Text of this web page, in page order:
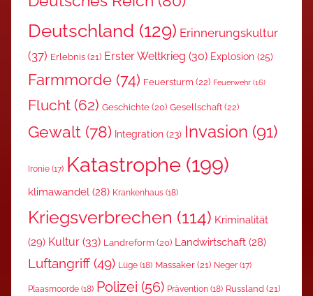
Deutschland (129) Erinnerungskultur
(37) Erlebnis (21) Erster Weltkrieg (30) Explosion (25)
Farmmorde (74) Feuersturm (22) Feuerwehr (16)
Flucht (62) Geschichte (20) Gesellschaft(22)
Gewalt (78) Integration (23) Invasion (91)
Ironie (17) Katastrophe (199)
klimawandel (28) Krankenhaus (18)
Kriegsverbrechen (114) Kriminalität
(29) Kultur (33) Landreform (20) Landwirtschaft (28)
Luftangriff (49) Lüge (18) Massaker (21) Neger (17)
Plaasmoorde (18) Polizei (56) Prävention (18) Russland (21)